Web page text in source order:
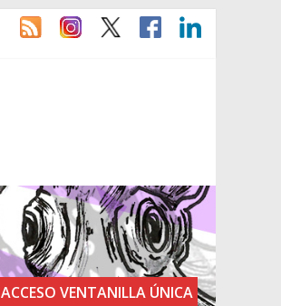
ACCESO VENTANILLA ÚNICA